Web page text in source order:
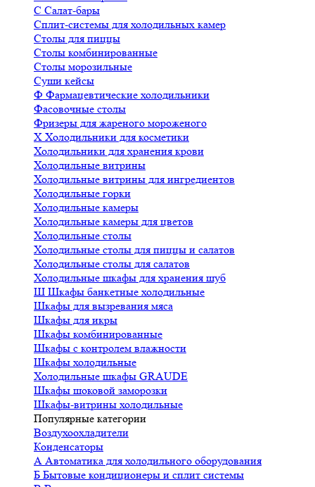
С Салат-бары
Сплит-системы для холодильных камер
Столы для пиццы
Столы комбинированные
Столы морозильные
Суши кейсы
Ф Фармацевтические холодильники
Фасовочные столы
Фризеры для жареного мороженого
Х Холодильники для косметики
Холодильники для хранения крови
Холодильные витрины
Холодильные витрины для ингредиентов
Холодильные горки
Холодильные камеры
Холодильные камеры для цветов
Холодильные столы
Холодильные столы для пиццы и салатов
Холодильные столы для салатов
Холодильные шкафы для хранения шуб
Ш Шкафы банкетные холодильные
Шкафы для вызревания мяса
Шкафы для икры
Шкафы комбинированные
Шкафы с контролем влажности
Шкафы холодильные
Холодильные шкафы GRAUDE
Шкафы шоковой заморозки
Шкафы-витрины холодильные
Популярные категории
Воздухоохладители
Конденсаторы
А Автоматика для холодильного оборудования
Б Бытовые кондиционеры и сплит системы